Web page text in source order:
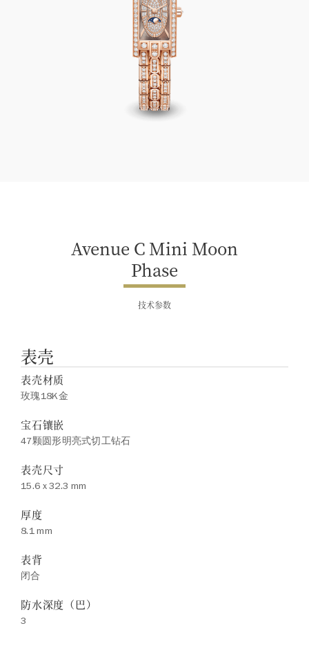
Avenue C Mini Moon
Phase
技术参数
表壳
表壳材质
玫瑰18K金
宝石镶嵌
47颗圆形明亮式切工钻石
表壳尺寸
15.6 x 32.3 mm
厚度
8.1 mm
表背
闭合
防水深度（巴）
3